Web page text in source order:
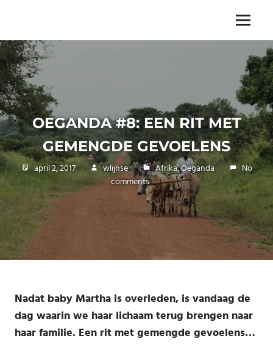
content
FREEDOM
of
travelling
Menu
OEGANDA #8: EEN RIT MET
GEMENGDE GEVOELENS
april 2, 2017 wlijnse Afrika,Oeganda
No
comments
Nadat baby Martha is overleden, is vandaag de
dag waarin we haar lichaam terug brengen naar
haar familie. Een rit met gemengde gevoelens…